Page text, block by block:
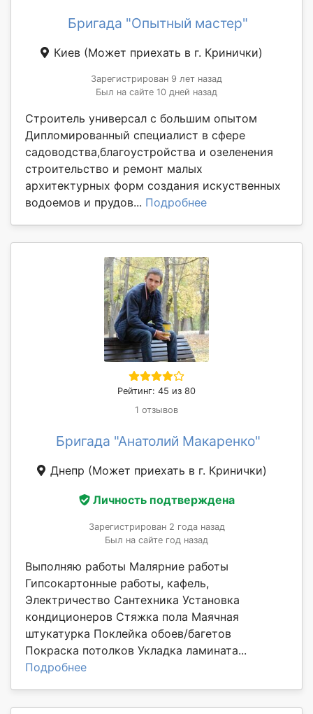
Бригада "Опытный мастер"
Киев (Может приехать в г. Кринички)
Зарегистрирован 9 лет назад
Был на сайте 10 дней назад
Строитель универсал с большим опытом
Дипломированный специалист в сфере
садоводства,благоустройства и озеленения
строительство и ремонт малых
архитектурных форм создания искуственных
водоемов и прудов... Подробнее
Рейтинг: 45 из 80
1 отзывов
Бригада "Анатолий Макаренко"
Днепр (Может приехать в г. Кринички)
Личность подтверждена
Зарегистрирован 2 года назад
Был на сайте год назад
Выполняю работы Малярние работы
Гипсокартонные работы, кафель,
Электричество Сантехника Установка
кондиционеров Стяжка пола Маячная
штукатурка Поклейка обоев/багетов
Покраска потолков Укладка ламината...
Подробнее